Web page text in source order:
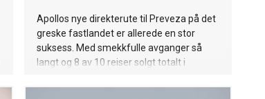
Apollos nye direkterute til Preveza på det
greske fastlandet er allerede en stor
suksess. Med smekkfulle avganger så
langt og 8 av 10 reiser solgt totalt i